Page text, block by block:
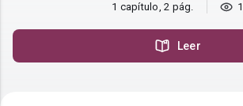
1 capítulo, 2 pág. 1
Leer